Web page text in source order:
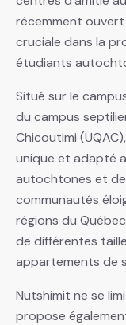
récemment
cruciale dans la
étudiants
Situé sur le
du campus
Chicoutimi
unique et adapté
autochtones et de
communautés
régions du
de différentes
appartements de
Nutshimit ne se
propose